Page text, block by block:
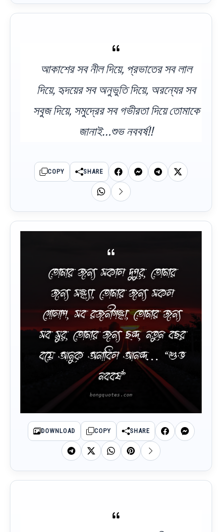
আকাশের সব নীল দিয়ে, প্রভাতের সব লাল
দিয়ে, হৃদয়ের সব অনুভুতি দিয়ে, অরন্যের সব
সবুজ দিয়ে, সমুদ্রের সব গভীরতা দিয়ে তোমাকে
জানাই…শুভ নববর্ষ!!
COPY SHARE
তোমার জন্য সকাল দুপুর, তোমার
জন্য সন্ধ্যা, তোমার জন্য সকল
গোলাপ, সব রজনীগন্ধা, তোমার জন্য
সব সুর, তোমার জন্য ছন্দ, নতুন বছর
বয়ে আনুক অনাবিল আনন্দ… “শুভ
নববর্ষ”
DOWNLOAD COPY SHARE